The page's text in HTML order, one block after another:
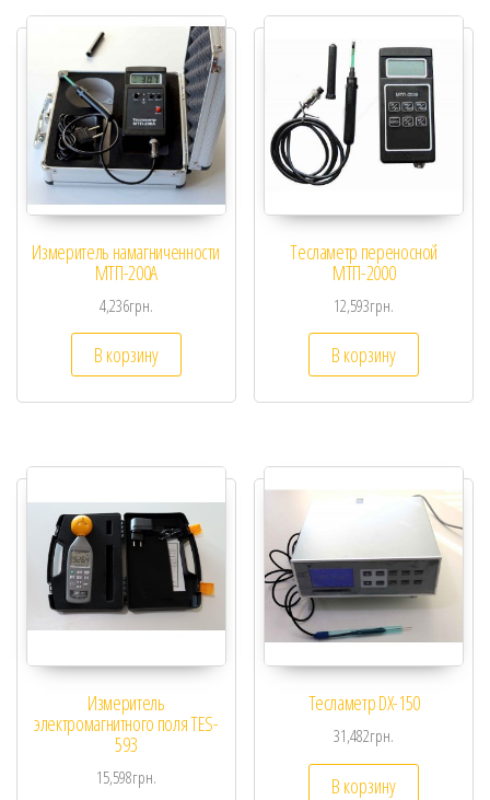
Измеритель намагниченности
МТП-200А
4,236грн.
В корзину
Тесламетр переносной
МТП-2000
12,593грн.
В корзину
Измеритель
электромагнитного поля TES-
593
15,598грн.
Тесламетр DX-150
31,482грн.
В корзину